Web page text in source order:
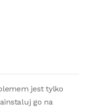
jest tylko
go na